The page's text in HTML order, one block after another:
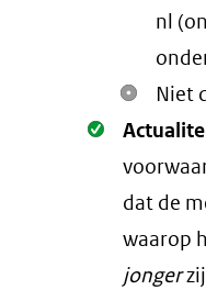
nl
Niet
Oké.
dat de
waarop
jonger